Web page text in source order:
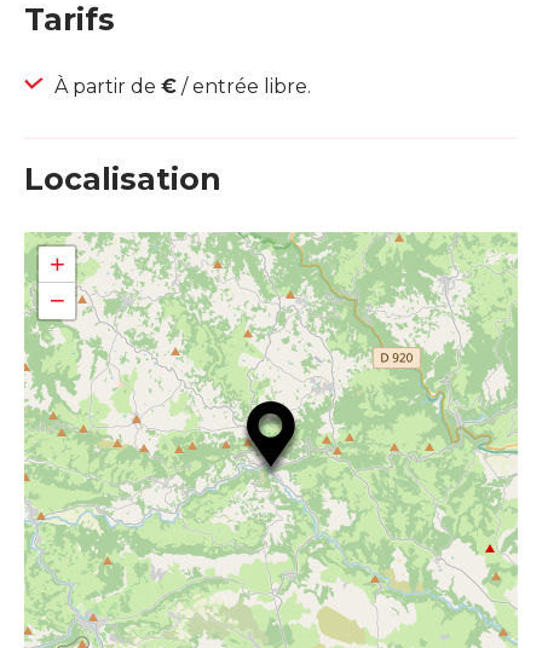
Tarifs
À partir de € / entrée libre.
Localisation
+
−